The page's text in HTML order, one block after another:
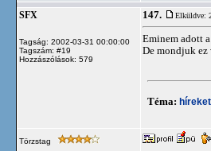
SFX
Tagság: 2002-03-31 00:00:00
Tagszám: #19
Hozzászólások: 579
147. Elküldve:
Eminem adott
De mondjuk ez
Téma:
Törzstag